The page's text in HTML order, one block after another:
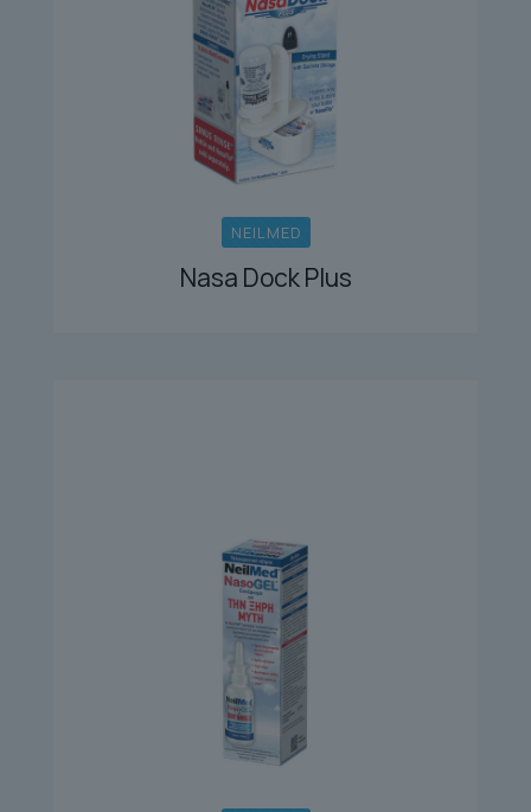
NEILMED
Nasa Dock Plus